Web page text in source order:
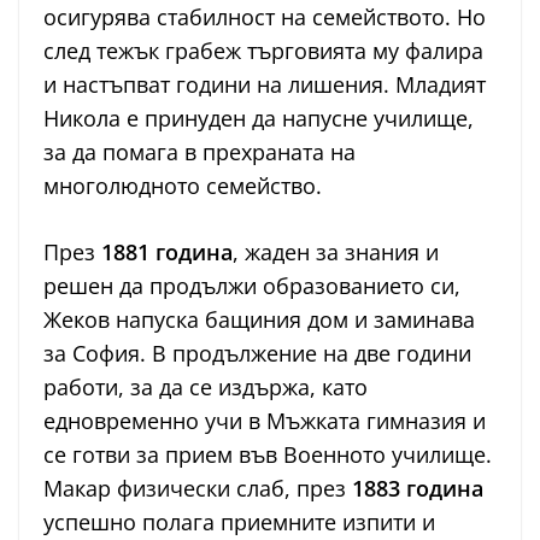
осигурява стабилност на семейството. Но
след тежък грабеж търговията му фалира
и настъпват години на лишения. Младият
Никола е принуден да напусне училище,
за да помага в прехраната на
многолюдното семейство.
През 1881 година, жаден за знания и
решен да продължи образованието си,
Жеков напуска бащиния дом и заминава
за София. В продължение на две години
работи, за да се издържа, като
едновременно учи в Мъжката гимназия и
се готви за прием във Военното училище.
Макар физически слаб, през 1883 година
успешно полага приемните изпити и